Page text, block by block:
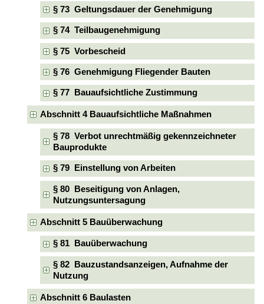
§ 73 Geltungsdauer der Genehmigung
§ 74 Teilbaugenehmigung
§ 75 Vorbescheid
§ 76 Genehmigung Fliegender Bauten
§ 77 Bauaufsichtliche Zustimmung
Abschnitt 4 Bauaufsichtliche Maßnahmen
§ 78 Verbot unrechtmäßig gekennzeichneter
Bauprodukte
§ 79 Einstellung von Arbeiten
§ 80 Beseitigung von Anlagen,
Nutzungsuntersagung
Abschnitt 5 Bauüberwachung
§ 81 Bauüberwachung
§ 82 Bauzustandsanzeigen, Aufnahme der
Nutzung
Abschnitt 6 Baulasten